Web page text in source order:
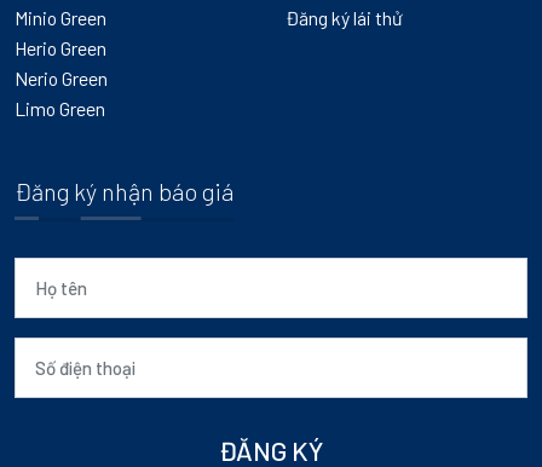
Minio Green
Herio Green
Nerio Green
Limo Green
Đăng ký lái thử
Đăng ký nhận báo giá
ĐĂNG KÝ